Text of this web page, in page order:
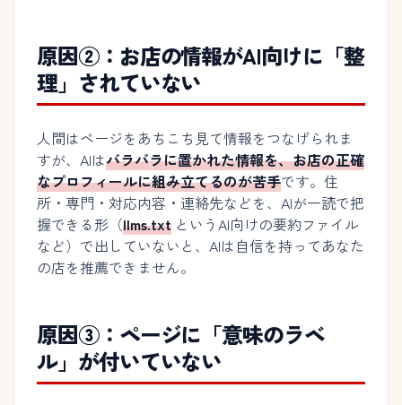
原因②：お店の情報がAI向けに「整
理」されていない
人間はページをあちこち見て情報をつなげられま
すが、AIはバラバラに置かれた情報を、お店の正確
なプロフィールに組み立てるのが苦手です。住
所・専門・対応内容・連絡先などを、AIが一読で把
握できる形（llms.txt というAI向けの要約ファイル
など）で出していないと、AIは自信を持ってあなた
の店を推薦できません。
原因③：ページに「意味のラベ
ル」が付いていない